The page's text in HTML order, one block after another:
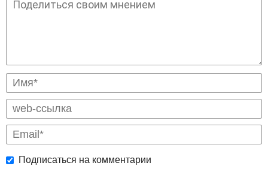
Подписаться на комментарии